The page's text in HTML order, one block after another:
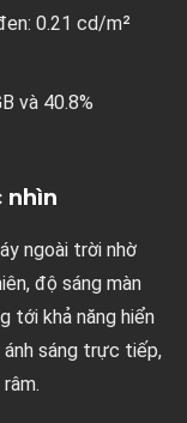
0.21 cd/m²
và 40.8%
nhìn
ngoài trời nhờ
độ sáng màn
tới khả năng hiển
ánh sáng trực tiếp,